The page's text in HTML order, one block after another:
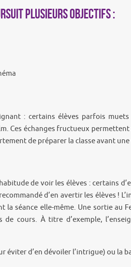
plusieurs objectifs :
: certains élèves parfois
Ces échanges fructueux
de préparer la classe avant
de voir les élèves : certains
d’en avertir les élèves !
séance elle-même. Une sortie au
cours. À titre d’exemple,
d’en dévoiler l’intrigue) ou la